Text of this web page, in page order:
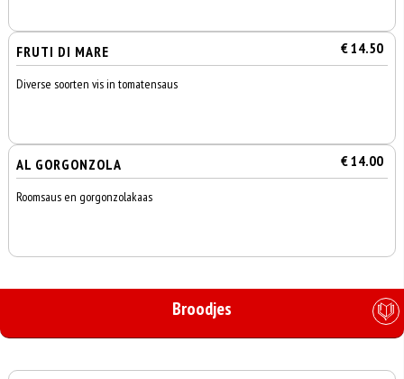
FRUTI DI MARE € 14.50
Diverse soorten vis in tomatensaus
AL GORGONZOLA € 14.00
Roomsaus en gorgonzolakaas
Broodjes